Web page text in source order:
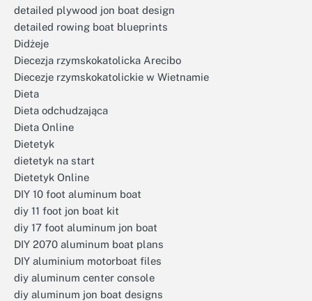
detailed plywood jon boat design
detailed rowing boat blueprints
Didżeje
Diecezja rzymskokatolicka Arecibo
Diecezje rzymskokatolickie w Wietnamie
Dieta
Dieta odchudzająca
Dieta Online
Dietetyk
dietetyk na start
Dietetyk Online
DIY 10 foot aluminum boat
diy 11 foot jon boat kit
diy 17 foot aluminum jon boat
DIY 2070 aluminum boat plans
DIY aluminium motorboat files
diy aluminum center console
diy aluminum jon boat designs